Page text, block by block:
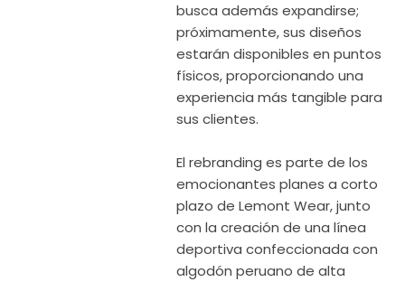
busca además expandirse;
próximamente, sus diseños
estarán disponibles en puntos
físicos, proporcionando una
experiencia más tangible para
sus clientes.
El rebranding es parte de los
emocionantes planes a corto
plazo de Lemont Wear, junto
con la creación de una línea
deportiva confeccionada con
algodón peruano de alta